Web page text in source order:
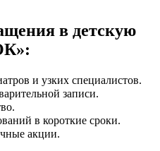
в детскую
и узких специалистов.
записи.
в короткие сроки.
акции.